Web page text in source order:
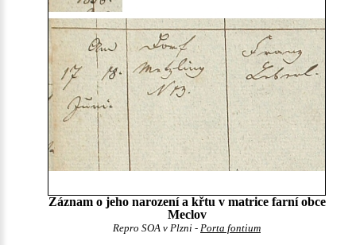
Záznam o jeho narození a křtu v matrice farní obce
Meclov
Repro SOA v Plzni - Porta fontium